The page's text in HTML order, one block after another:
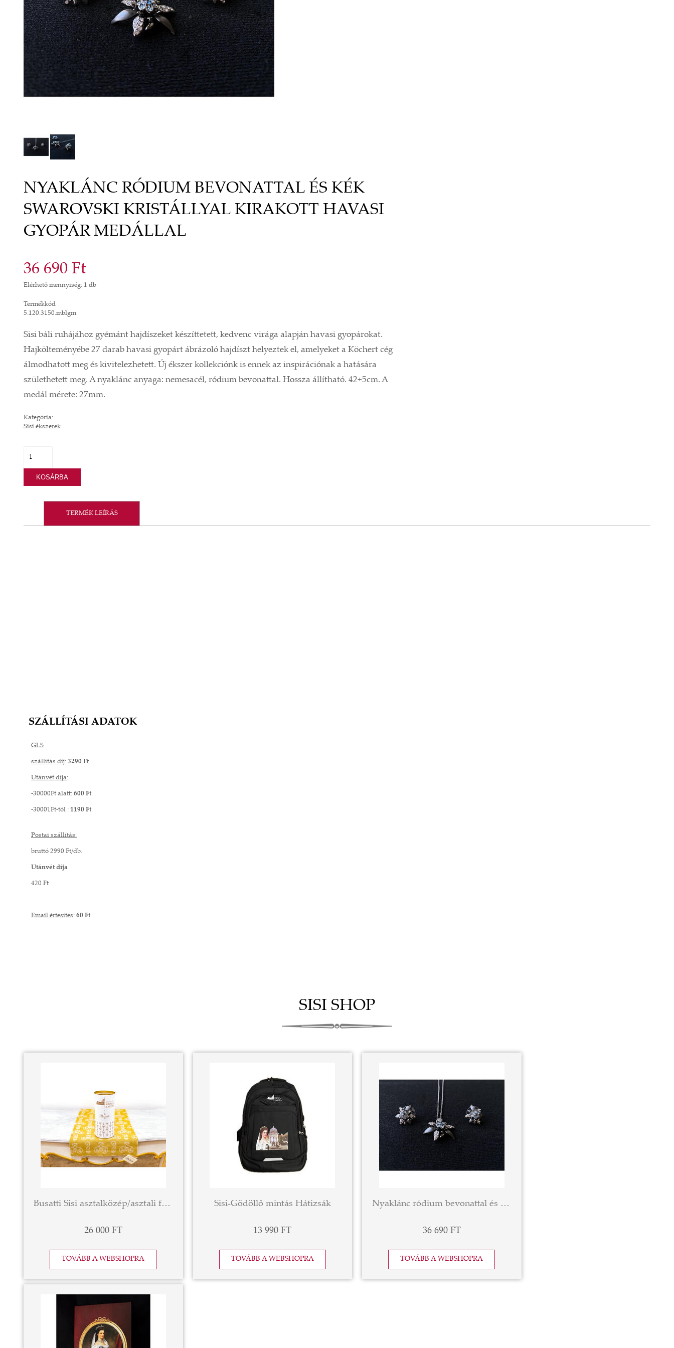
NYAKLÁNC RÓDIUM BEVONATTAL ÉS KÉK
SWAROVSKI KRISTÁLLYAL KIRAKOTT HAVASI
GYOPÁR MEDÁLLAL
36 690 Ft
Elérhető mennyiség: 1 db
Termékkód
5.120.3150.mblgm
Sisi báli ruhájához gyémánt hajdíszeket készíttetett, kedvenc virága alapján havasi gyopárokat.
Hajkölteményébe 27 darab havasi gyopárt ábrázoló hajdíszt helyeztek el, amelyeket a Köchert cég
álmodhatott meg és kivitelezhetett. Új ékszer kollekciónk is ennek az inspirációnak a hatására
születhetett meg. A nyaklánc anyaga: nemesacél, ródium bevonattal. Hossza állítható. 42+5cm. A
medál mérete: 27mm.
Kategória:
Sisi ékszerek
KOSÁRBA
TERMÉK LEÍRÁS
SZÁLLÍTÁSI ADATOK
GLS
szállítás díj: 3290 Ft
Utánvét díja:
-30000Ft alatt: 600 Ft
-30001Ft-tól : 1190 Ft
Postai szállítás:
bruttó 2990 Ft/db.
Utánvét díja
420 Ft
Email értesítés: 60 Ft
SISI SHOP
Busatti Sisi asztalközép/asztali futó 40x90 cm, díszdobozban
26 000 FT
TOVÁBB A WEBSHOPRA
Sisi-Gödöllő mintás Hátizsák
13 990 FT
TOVÁBB A WEBSHOPRA
Nyaklánc ródium bevonattal és kék Swarovski kristállyal kirakott havasi gyopár medállal
36 690 FT
TOVÁBB A WEBSHOPRA